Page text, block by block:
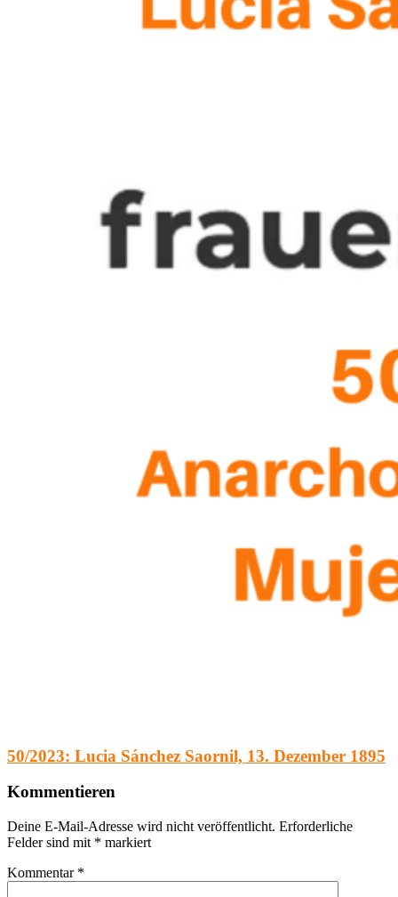
50/2023: Lucia Sánchez Saornil, 13. Dezember 1895
Kommentieren
Deine E-Mail-Adresse wird nicht veröffentlicht. Erforderliche
Felder sind mit * markiert
Kommentar *